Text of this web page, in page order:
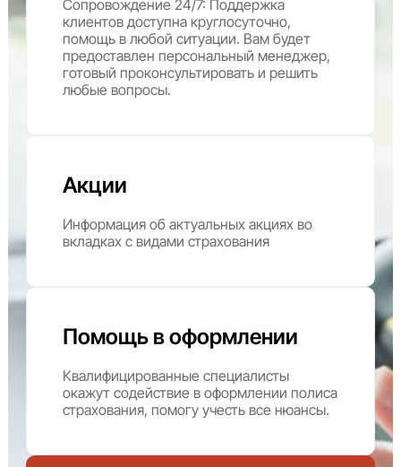
Сопровождение 24/7: Поддержка
клиентов доступна круглосуточно,
помощь в любой ситуации. Вам будет
предоставлен персональный менеджер,
готовый проконсультировать и решить
любые вопросы.
Акции
Информация об актуальных акциях во
вкладках с видами страхования
Помощь в оформлении
Квалифицированные специалисты
окажут содействие в оформлении полиса
страхования, помогу учесть все нюансы.